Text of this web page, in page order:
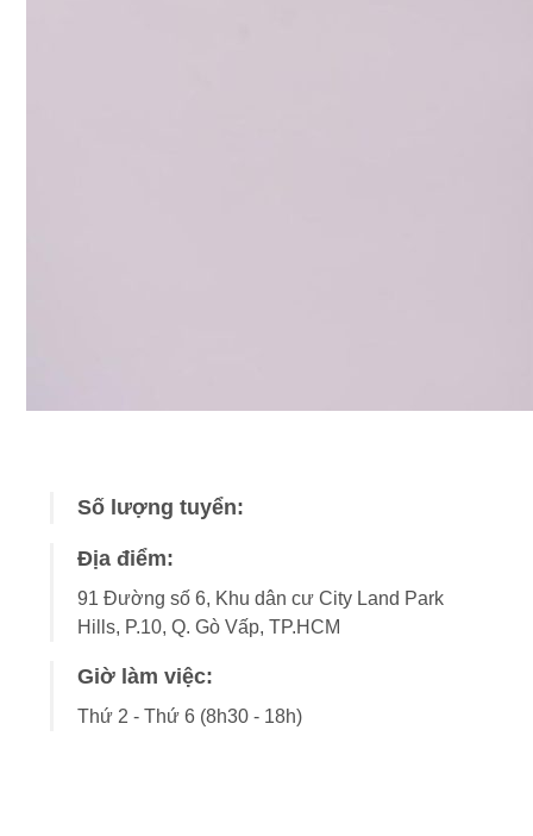
Số lượng tuyển:
Địa điểm:
91 Đường số 6, Khu dân cư City Land Park
Hills, P.10, Q. Gò Vấp, TP.HCM
Giờ làm việc:
Thứ 2 - Thứ 6 (8h30 - 18h)